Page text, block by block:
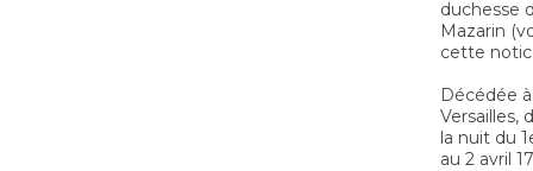
duchesse
Mazarin
cette
Décédée à
Versailles,
la nuit du
au 2 avril